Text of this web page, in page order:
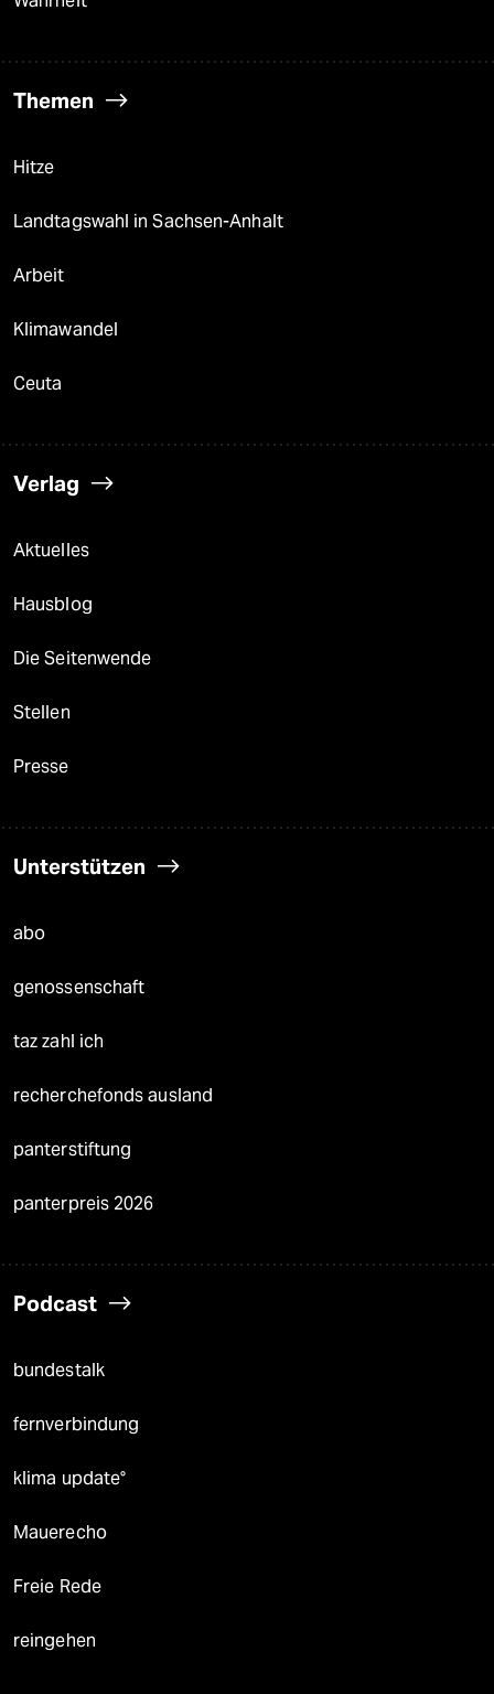
Themen
Hitze
Landtagswahl in Sachsen-Anhalt
Arbeit
Klimawandel
Ceuta
Verlag
Aktuelles
Hausblog
Die Seitenwende
Stellen
Presse
Unterstützen
abo
genossenschaft
taz zahl ich
recherchefonds ausland
panterstiftung
panterpreis 2026
Podcast
bundestalk
fernverbindung
klima update°
Mauerecho
Freie Rede
reingehen